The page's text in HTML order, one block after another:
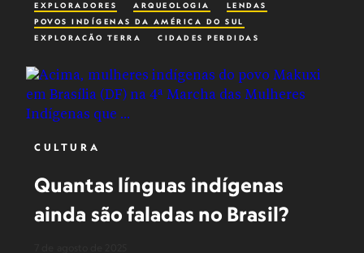
EXPLORADORES
ARQUEOLOGIA
LENDAS
POVOS INDÍGENAS DA AMÉRICA DO SUL
EXPLORAÇÃO TERRA
CIDADES PERDIDAS
CULTURA
Quantas línguas indígenas
ainda são faladas no Brasil?